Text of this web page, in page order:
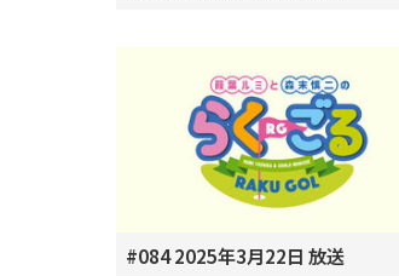
#084 2025年3月22日 放送